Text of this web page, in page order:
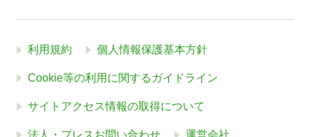
利用規約 個人情報保護基本方針
Cookie等の利用に関するガイドライン
サイトアクセス情報の取得について
法人・プレスお問い合わせ 運営会社